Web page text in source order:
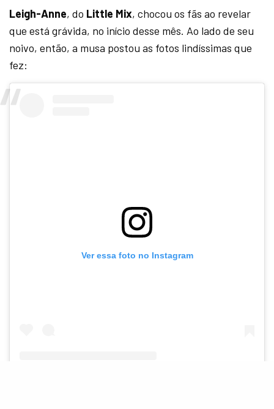
Leigh-Anne, do Little Mix, chocou os fãs ao revelar
que está grávida, no início desse mês. Ao lado de seu
noivo, então, a musa postou as fotos lindíssimas que
fez:
Ver essa foto no Instagram